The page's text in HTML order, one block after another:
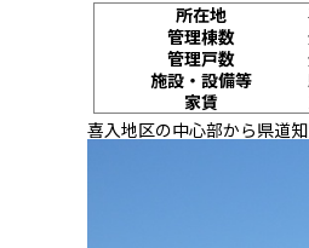
所在地
管理棟数
管理戸数
施設・設備等
家賃
喜入地区の中心部から県道